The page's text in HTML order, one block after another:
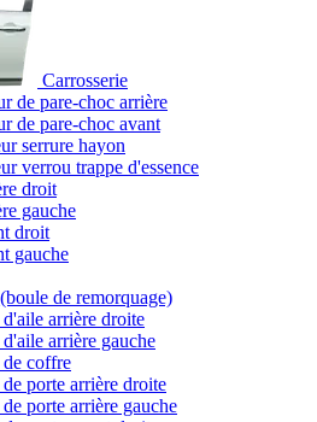
Carrosserie
de pare-choc arrière
de pare-choc avant
serrure hayon
verrou trappe d'essence
droit
gauche
droit
gauche
de remorquage)
arrière droite
arrière gauche
coffre
porte arrière droite
porte arrière gauche